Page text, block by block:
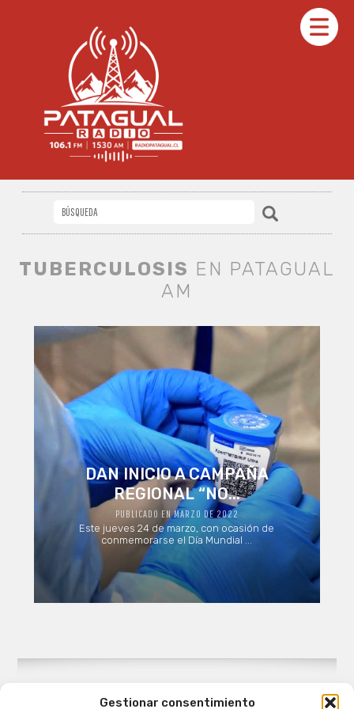
Gestionar consentimiento
TUBERCULOSIS EN PATAGUAL
AM
DAN INICIO A CAMPAÑA
REGIONAL “NO...
PUBLICADO EN MARZO DE 2022
Este jueves 24 de marzo, con ocasión de
conmemorarse el Día Mundial ...